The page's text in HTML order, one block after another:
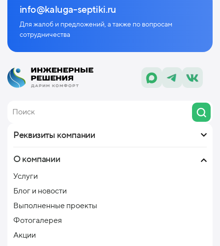
info@kaluga-septiki.ru
Для жалоб и предложений, а также по вопросам
сотрудничества
Реквизиты компании
О компании
Услуги
Блог и новости
Выполненные проекты
Фотогалерея
Акции